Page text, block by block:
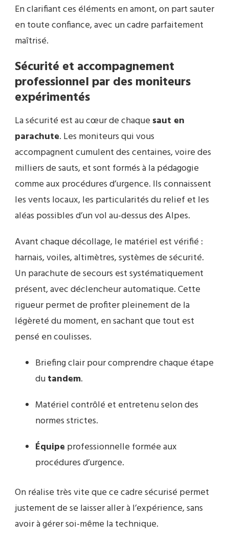
En clarifiant ces éléments en amont, on part sauter
en toute confiance, avec un cadre parfaitement
maîtrisé.
Sécurité et accompagnement
professionnel par des moniteurs
expérimentés
La sécurité est au cœur de chaque saut en
parachute. Les moniteurs qui vous
accompagnent cumulent des centaines, voire des
milliers de sauts, et sont formés à la pédagogie
comme aux procédures d’urgence. Ils connaissent
les vents locaux, les particularités du relief et les
aléas possibles d’un vol au-dessus des Alpes.
Avant chaque décollage, le matériel est vérifié :
harnais, voiles, altimètres, systèmes de sécurité.
Un parachute de secours est systématiquement
présent, avec déclencheur automatique. Cette
rigueur permet de profiter pleinement de la
légèreté du moment, en sachant que tout est
pensé en coulisses.
Briefing clair pour comprendre chaque étape
dutandem.
Matériel contrôlé et entretenu selon des
normes strictes.
Équipe professionnelle formée aux
procédures d’urgence.
On réalise très vite que ce cadre sécurisé permet
justement de se laisser aller à l’expérience, sans
avoir à gérer soi-même la technique.